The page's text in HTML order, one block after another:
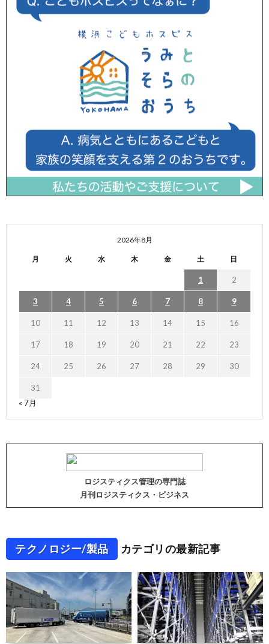
2026年8月
月 火 水 木 金 土 日
1 2
3 4 5 6 7 8 9
10 11 12 13 14 15 16
17 18 19 20 21 22 23
24 25 26 27 28 29 30
31
« 7月
ロジスティクス管理の専門誌
月刊ロジスティクス・ビジネス
テクノロジー/製品 カテゴリの最新記事